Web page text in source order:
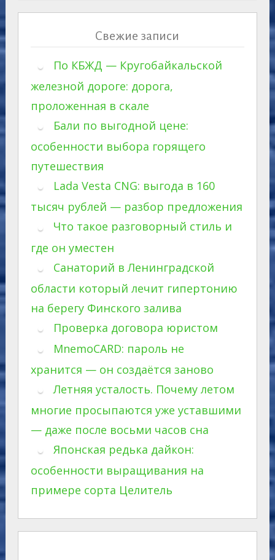
Свежие записи
По КБЖД — Кругобайкальской
железной дороге: дорога,
проложенная в скале
Бали по выгодной цене:
особенности выбора горящего
путешествия
Lada Vesta CNG: выгода в 160
тысяч рублей — разбор предложения
Что такое разговорный стиль и
где он уместен
Санаторий в Ленинградской
области который лечит гипертонию
на берегу Финского залива
Проверка договора юристом
MnemoCARD: пароль не
хранится — он создаётся заново
Летняя усталость. Почему летом
многие просыпаются уже уставшими
— даже после восьми часов сна
Японская редька дайкон:
особенности выращивания на
примере сорта Целитель